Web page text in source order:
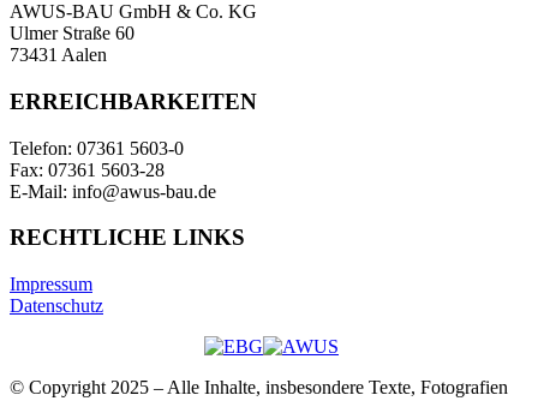
AWUS-BAU GmbH & Co. KG
Ulmer Straße 60
73431 Aalen
ERREICHBARKEITEN
Telefon: 07361 5603-0
Fax: 07361 5603-28
E-Mail: info@awus-bau.de
RECHTLICHE LINKS
Impressum
Datenschutz
© Copyright 2025 – Alle Inhalte, insbesondere Texte, Fotografien